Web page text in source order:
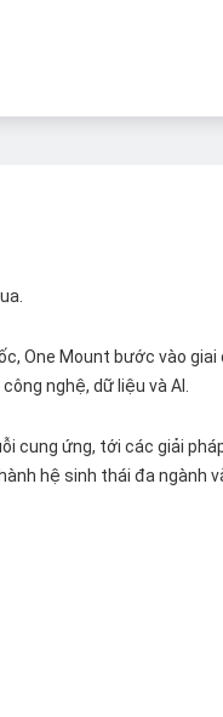
One Mount bước vào
nghệ, dữ liệu và AI.
cung ứng, tới các giải
hệ sinh thái đa ngành